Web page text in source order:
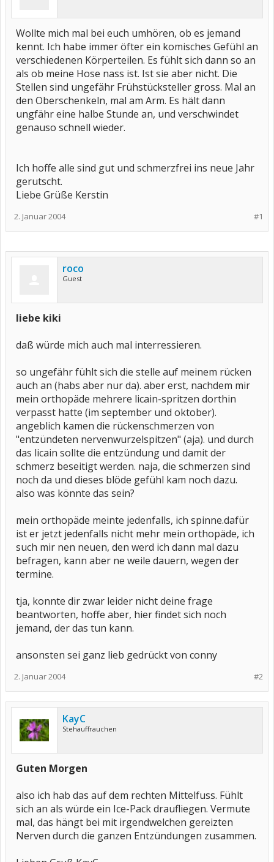
Wollte mich mal bei euch umhören, ob es jemand
kennt. Ich habe immer öfter ein komisches Gefühl an
verschiedenen Körperteilen. Es fühlt sich dann so an
als ob meine Hose nass ist. Ist sie aber nicht. Die
Stellen sind ungefähr Frühstücksteller gross. Mal an
den Oberschenkeln, mal am Arm. Es hält dann
ungfähr eine halbe Stunde an, und verschwindet
genauso schnell wieder.
Ich hoffe alle sind gut und schmerzfrei ins neue Jahr
gerutscht.
Liebe Grüße Kerstin
#1
2. Januar 2004
roco
Guest
liebe kiki
daß würde mich auch mal interressieren.
so ungefähr fühlt sich die stelle auf meinem rücken
auch an (habs aber nur da). aber erst, nachdem mir
mein orthopäde mehrere licain-spritzen dorthin
verpasst hatte (im september und oktober).
angeblich kamen die rückenschmerzen von
"entzündeten nervenwurzelspitzen" (aja). und durch
das licain sollte die entzündung und damit der
schmerz beseitigt werden. naja, die schmerzen sind
noch da und dieses blöde gefühl kam noch dazu.
also was könnte das sein?
mein orthopäde meinte jedenfalls, ich spinne.dafür
ist er jetzt jedenfalls nicht mehr mein orthopäde, ich
such mir nen neuen, den werd ich dann mal dazu
befragen, kann aber ne weile dauern, wegen der
termine.
tja, konnte dir zwar leider nicht deine frage
beantworten, hoffe aber, hier findet sich noch
jemand, der das tun kann.
ansonsten sei ganz lieb gedrückt von conny
#2
2. Januar 2004
KayC
Stehauffrauchen
Guten Morgen
also ich hab das auf dem rechten Mittelfuss. Fühlt
sich an als würde ein Ice-Pack draufliegen. Vermute
mal, das hängt bei mit irgendwelchen gereizten
Nerven durch die ganzen Entzündungen zusammen.